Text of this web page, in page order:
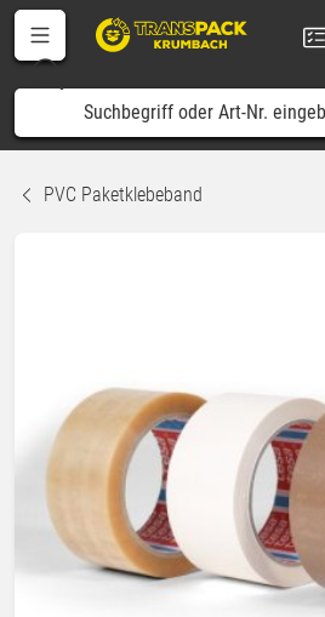
PVC Paketklebeband